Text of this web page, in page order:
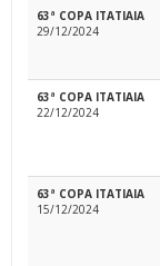
63ª COPA ITATIAIA
29/12/2024
63ª COPA ITATIAIA
22/12/2024
63ª COPA ITATIAIA
15/12/2024